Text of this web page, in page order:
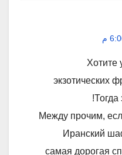
экзотических
Между прочим,
Иранский
самая дорогая